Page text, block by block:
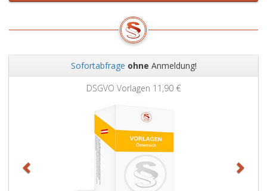
Sofortabfrage ohne Anmeldung!
DSGVO Vorlagen 11,90 €